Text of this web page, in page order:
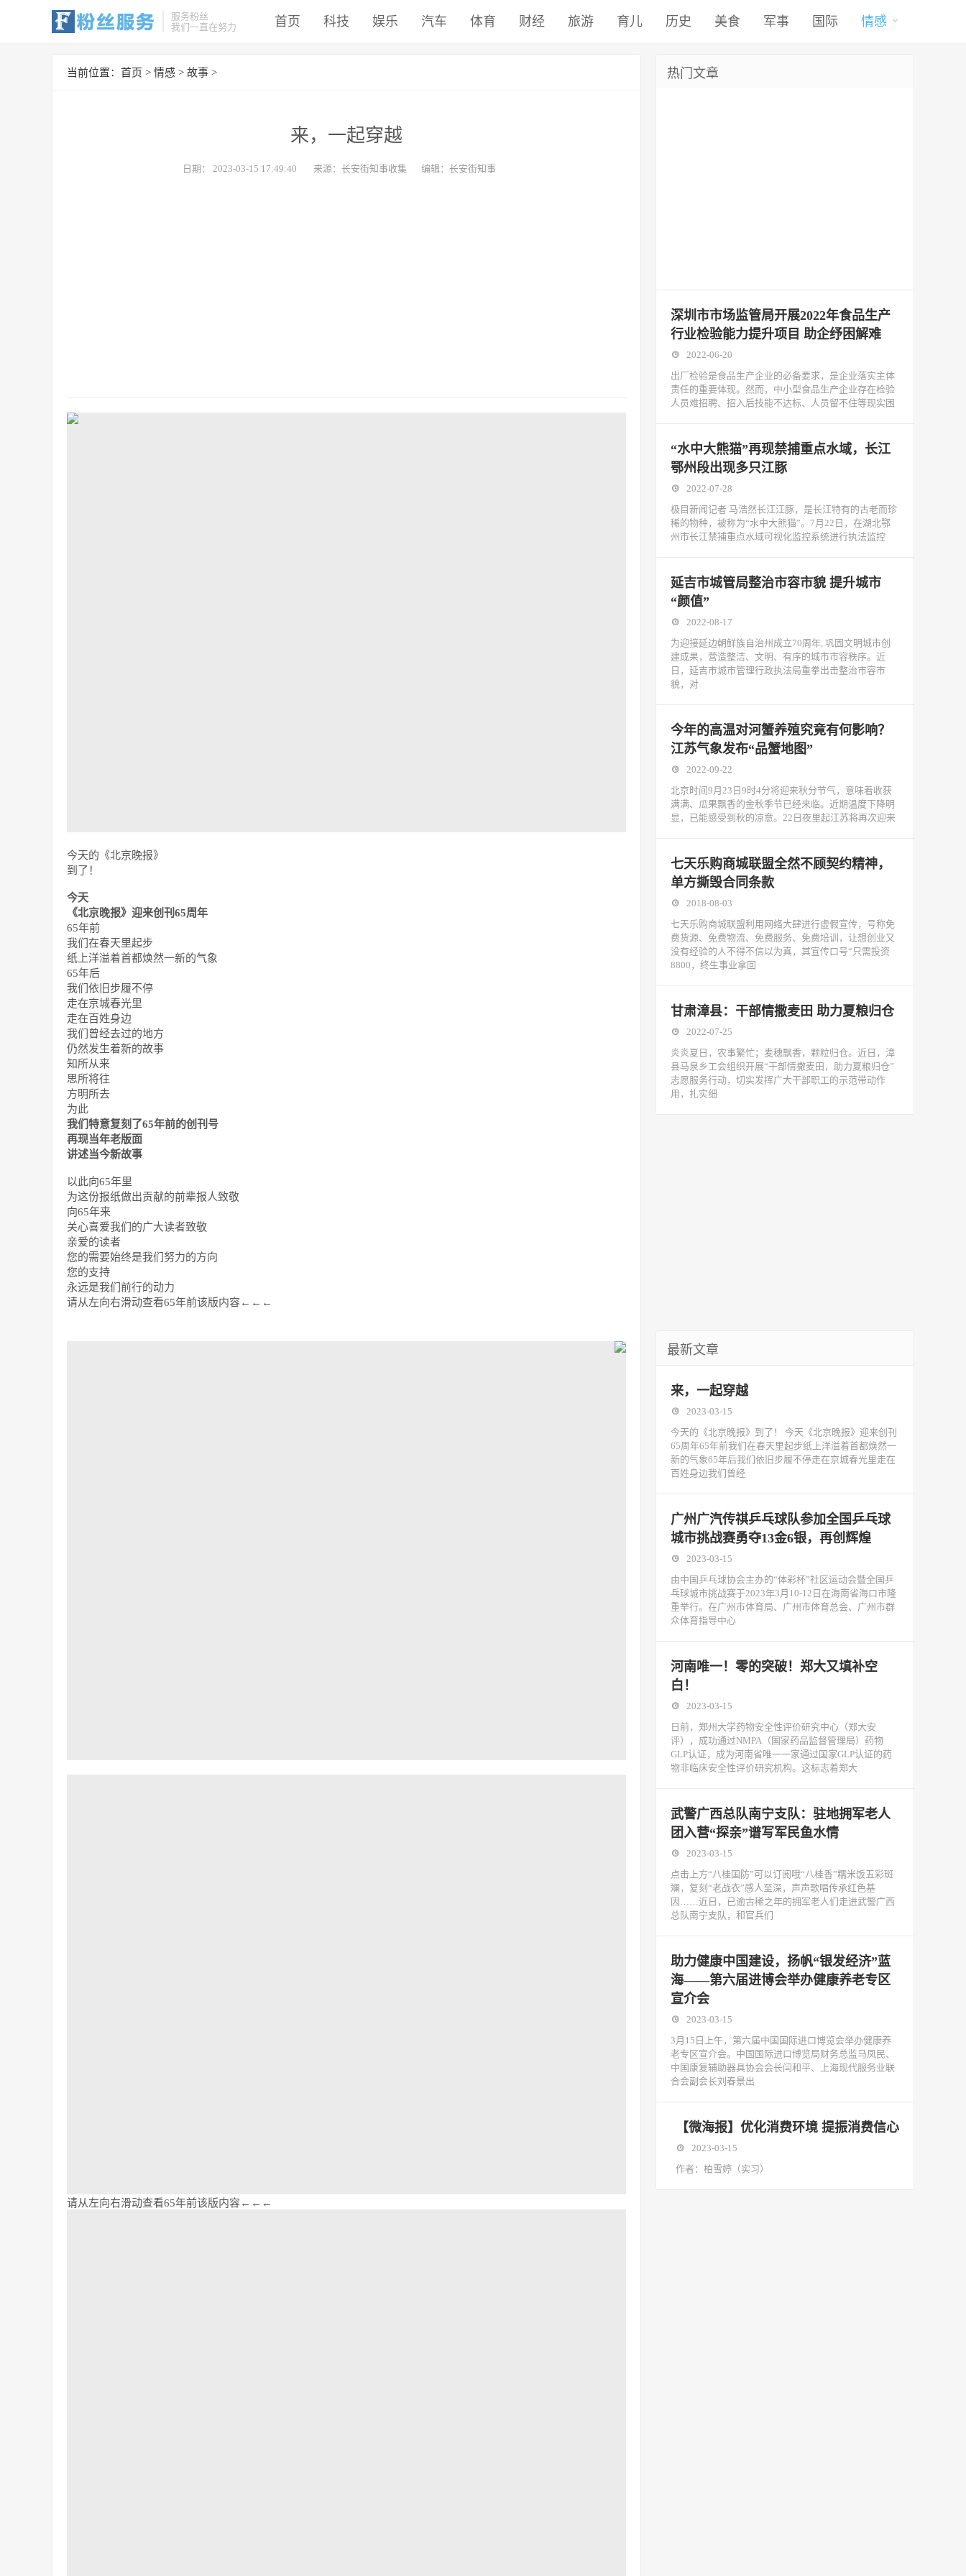
服务粉丝
我们一直在努力
首页 科技 娱乐 汽车 体育 财经 旅游 育儿 历史 美食 军事 国际 情感
当前位置： 首页 > 情感 > 故事 >
来，一起穿越
日期： 2023-03-15 17:49:40 来源：长安街知事收集 编辑：长安街知事
今天的《北京晚报》
到了！
今天
《北京晚报》迎来创刊65周年
65年前
我们在春天里起步
纸上洋溢着首都焕然一新的气象
65年后
我们依旧步履不停
走在京城春光里
走在百姓身边
我们曾经去过的地方
仍然发生着新的故事
知所从来
思所将往
方明所去
为此
我们特意复刻了65年前的创刊号
再现当年老版面
讲述当今新故事
以此向65年里
为这份报纸做出贡献的前辈报人致敬
向65年来
关心喜爱我们的广大读者致敬
亲爱的读者
您的需要始终是我们努力的方向
您的支持
永远是我们前行的动力
请从左向右滑动查看65年前该版内容←←←
请从左向右滑动查看65年前该版内容←←←
热门文章
深圳市市场监管局开展2022年食品生产
行业检验能力提升项目 助企纾困解难
2022-06-20
出厂检验是食品生产企业的必备要求，是企业落实主体
责任的重要体现。然而，中小型食品生产企业存在检验
人员难招聘、招入后技能不达标、人员留不住等现实困
“水中大熊猫”再现禁捕重点水域，长江
鄂州段出现多只江豚
2022-07-28
极目新闻记者 马浩然长江江豚，是长江特有的古老而珍
稀的物种，被称为“水中大熊猫”。7月22日，在湖北鄂
州市长江禁捕重点水域可视化监控系统进行执法监控
延吉市城管局整治市容市貌 提升城市
“颜值”
2022-08-17
为迎接延边朝鲜族自治州成立70周年, 巩固文明城市创
建成果，营造整洁、文明、有序的城市市容秩序。近
日，延吉市城市管理行政执法局重拳出击整治市容市
貌，对
今年的高温对河蟹养殖究竟有何影响？
江苏气象发布“品蟹地图”
2022-09-22
北京时间9月23日9时4分将迎来秋分节气，意味着收获
满满、瓜果飘香的金秋季节已经来临。近期温度下降明
显，已能感受到秋的凉意。22日夜里起江苏将再次迎来
七天乐购商城联盟全然不顾契约精神，
单方撕毁合同条款
2018-08-03
七天乐购商城联盟利用网络大肆进行虚假宣传，号称免
费货源、免费物流、免费服务、免费培训，让想创业又
没有经验的人不得不信以为真，其宣传口号“只需投资
8800，终生事业拿回
甘肃漳县：干部情撒麦田 助力夏粮归仓
2022-07-25
炎炎夏日，农事繁忙；麦穗飘香，颗粒归仓。近日，漳
县马泉乡工会组织开展“干部情撒麦田，助力夏粮归仓”
志愿服务行动，切实发挥广大干部职工的示范带动作
用，扎实细
最新文章
来，一起穿越
2023-03-15
今天的《北京晚报》到了！ 今天《北京晚报》迎来创刊
65周年65年前我们在春天里起步纸上洋溢着首都焕然一
新的气象65年后我们依旧步履不停走在京城春光里走在
百姓身边我们曾经
广州广汽传祺乒乓球队参加全国乒乓球
城市挑战赛勇夺13金6银，再创辉煌
2023-03-15
由中国乒乓球协会主办的“体彩杯”社区运动会暨全国乒
乓球城市挑战赛于2023年3月10-12日在海南省海口市隆
重举行。在广州市体育局、广州市体育总会、广州市群
众体育指导中心
河南唯一！零的突破！郑大又填补空
白！
2023-03-15
日前，郑州大学药物安全性评价研究中心（郑大安
评），成功通过NMPA（国家药品监督管理局）药物
GLP认证，成为河南省唯一一家通过国家GLP认证的药
物非临床安全性评价研究机构。这标志着郑大
武警广西总队南宁支队：驻地拥军老人
团入营“探亲”谱写军民鱼水情
2023-03-15
点击上方“八桂国防”可以订阅哦“八桂香”糯米饭五彩斑
斓，复刻“老战衣”感人至深，声声歌唱传承红色基
因……近日，已逾古稀之年的拥军老人们走进武警广西
总队南宁支队，和官兵们
助力健康中国建设，扬帆“银发经济”蓝
海——第六届进博会举办健康养老专区
宣介会
2023-03-15
3月15日上午，第六届中国国际进口博览会举办健康养
老专区宣介会。中国国际进口博览局财务总监马凤民、
中国康复辅助器具协会会长闫和平、上海现代服务业联
合会副会长刘春景出
【微海报】优化消费环境 提振消费信心
2023-03-15
作者：柏雪婷（实习）